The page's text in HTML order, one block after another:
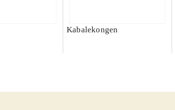
Kabalekongen